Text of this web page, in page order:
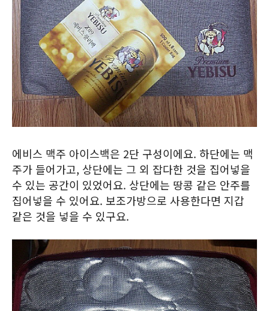
에비스 맥주 아이스백은 2단 구성이에요. 하단에는 맥
주가 들어가고, 상단에는 그 외 잡다한 것을 집어넣을
수 있는 공간이 있었어요. 상단에는 땅콩 같은 안주를
집어넣을 수 있어요. 보조가방으로 사용한다면 지갑
같은 것을 넣을 수 있구요.